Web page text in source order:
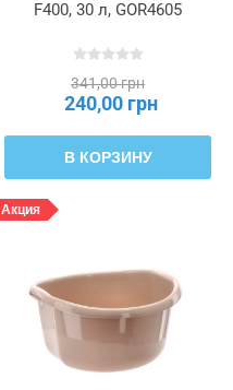
F400, 30 л, GOR4605
341,00 грн
240,00 грн
В КОРЗИНУ
Акция